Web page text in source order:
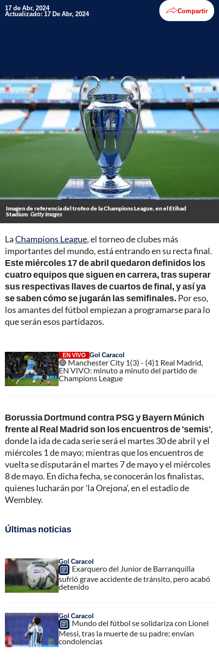
17 de Abr, 2024
Actualizado: 17 De Abr, 2024 Compartir
Imagen de referencia del trofeo de la Champions League, en el Etihad
Stadium Getty Images
LaChampions League, el torneo de clubes más
importantes del mundo, está entrando en su recta final.
Este miércoles 17 de abril quedaron definidos los
cuatro equipos que siguen en carrera, tras superar
sus respectivas llaves de cuartos de final, y así ya
se saben cómo se jugarán las semifinales. Por eso,
los amantes del fútbol empiezan a programarse para lo
que serán esos partidazos.
EN VIVO Gol Caracol
🔴 Manchester City 1(3) - (4)1 Real Madrid,
EN VIVO: minuto a minuto del partido de
Champions League
Borussia Dortmund contra PSG y Bayern Múnich
frente al Real Madrid son los encuentros de 'semis',
donde la ida de cada serie será el martes 30 de abril y el
miércoles 1 de mayo; mientras que los encuentros de
vuelta se disputarán el martes 7 de mayo y el miércoles
8 de mayo. En dicha fecha, se conocerán los finalistas,
quienes lucharán por 'la Orejona', en el estadio de
Wembley.
Últimas noticias
Gol Caracol
Exarquero del Junior de Barranquilla
sufrió grave accidente de tránsito, pero acabó
detenido
Gol Caracol
Mundo del fútbol se solidariza con Lionel
Messi, tras la muerte de su padre; envían
condolencias